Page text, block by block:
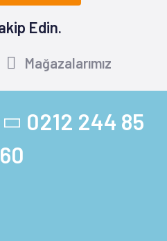
Edin.
Mağazalarımız
0212 244 85
60